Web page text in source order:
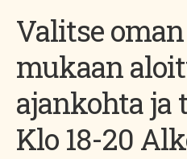
Valitse
mukaan
ajankohta ja
Klo 18-20